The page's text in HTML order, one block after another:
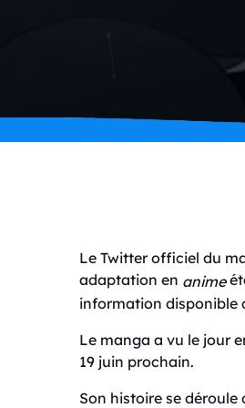
Le Twitter officiel du
adaptation en anime
information disponible
Le manga a vu le jour
19 juin prochain.
Son histoire se